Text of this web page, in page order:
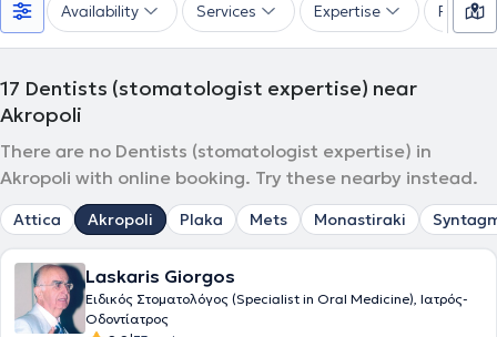
Availability Services Expertise
17 Dentists (stomatologist expertise) near
Akropoli
There are no Dentists (stomatologist expertise) in
Akropoli with online booking. Try these nearby instead.
Attica Akropoli Plaka Mets Monastiraki
Laskaris Giorgos
Ειδικός Στοματολόγος (Specialist in Oral Medicine), Ιατρός-
Οδοντίατρος